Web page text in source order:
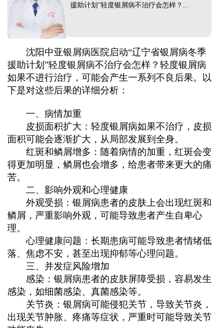
援助计划”轻度银屑病不治疗会怎样？...
沈阳中亚银屑病医院启动“辽宁省银屑病冬季
援助计划”轻度银屑病不治疗会怎样？轻度银屑病
如果不进行治疗，可能会产生一系列不良后果。以
下是对这些后果的详细分析：
一、病情加重
皮损面积扩大：轻度银屑病如果不治疗，皮损
面积可能会逐渐扩大，从局部发展到全身。
红斑和鳞屑增多：随着病情的加重，红斑会变
得更加明显，鳞屑也会增多，给患者带来更大的痛
苦。
二、影响外观和心理健康
外观受损：银屑病患者的皮肤上会出现红斑和
鳞屑，严重影响外观，可能导致患者产生自卑心
理。
心理健康问题：长期患病可能导致患者情绪低
落、焦虑不安，甚至出现抑郁等心理问题。
三、并发症风险增加
感染：银屑病患者的皮肤屏障受损，容易发生
感染，如细菌感染、真菌感染等。
关节炎：银屑病可能侵犯关节，导致关节炎，
出现关节肿胀、疼痛等症状，严重时可能导致关节